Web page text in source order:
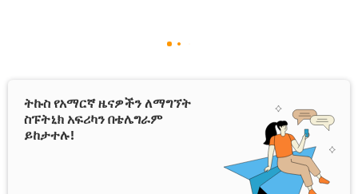
ትኩስ የአማርኛ ዜናዎችን ለማግኘት
ስፑትኒክ አፍሪካን በቴሌግራም
ይከታተሉ!